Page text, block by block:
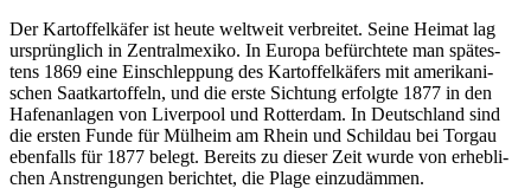
Der Kartoffel­käfer ist heu­te welt­weit ver­brei­tet. Sei­ne Hei­mat lag
ursprüng­lich in Zen­tral­me­xi­ko. In Euro­pa befürch­te­te man spä­tes­
tens 1869 eine Ein­schlep­pung des Kar­tof­fel­kä­fers mit ame­ri­ka­ni­
schen Saat­kar­tof­feln, und die ers­te Sich­tung erfolg­te 1877 in den
Hafen­an­la­gen von Liver­pool und Rot­ter­dam. In Deutsch­land sind
die ers­ten Fun­de für Mül­heim am Rhein und Schil­dau bei Tor­gau
eben­falls für 1877 belegt. Bereits zu die­ser Zeit wur­de von erheb­li­
chen Anstren­gun­gen berich­tet, die Pla­ge einzudämmen.